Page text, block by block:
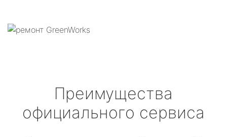
Преимущества
официального сервиса